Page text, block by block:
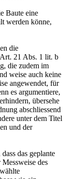
Baute eine
werden könne,
die
21 Abs. 1 lit. b
die zudem im
weise auch keine
angewendet, für
es argumentiere,
übersehe
abschliessend
unter dem Titel
und der
das geplante
des